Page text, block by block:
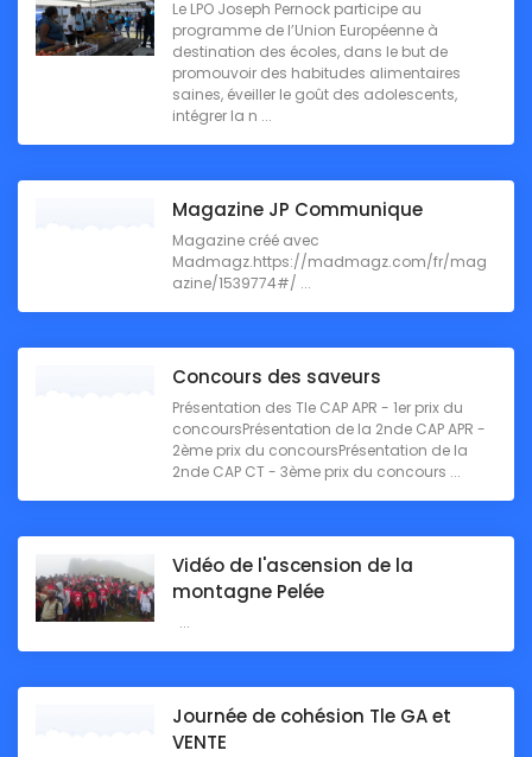
Le LPO Joseph Pernock participe au
programme de l’Union Européenne à
destination des écoles, dans le but de
promouvoir des habitudes alimentaires
saines, éveiller le goût des adolescents,
intégrer la n ...
Magazine JP Communique
Magazine créé avec
Madmagz.https://madmagz.com/fr/mag
azine/1539774#/ ...
Concours des saveurs
Présentation des Tle CAP APR - 1er prix du
concoursPrésentation de la 2nde CAP APR -
2ème prix du concoursPrésentation de la
2nde CAP CT - 3ème prix du concours ...
Vidéo de l'ascension de la
montagne Pelée
...
Journée de cohésion Tle GA et
VENTE